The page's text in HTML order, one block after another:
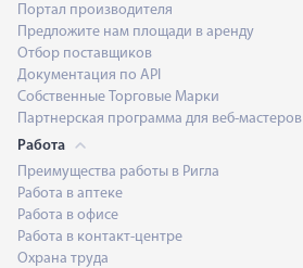
Портал производителя
Предложите нам площади в аренду
Отбор поставщиков
Документация по API
Собственные Торговые Марки
Партнерская программа для веб-мастеров
Работа
Преимущества работы в Ригла
Работа в аптеке
Работа в офисе
Работа в контакт-центре
Охрана труда